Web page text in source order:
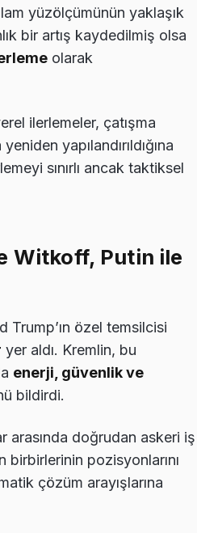
yüzölçümünün yaklaşık
bir artış kaydedilmiş olsa
olarak
ilerlemeler, çatışma
yapılandırıldığına
sınırlı ancak taktiksel
Witkoff, Putin ile
özel temsilcisi
yer aldı. Kremlin, bu
enerji, güvenlik ve
bildirdi.
arasında doğrudan askeri iş
birbirlerinin pozisyonlarını
çözüm arayışlarına